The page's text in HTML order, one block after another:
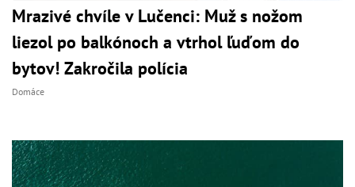
Mrazivé chvíle v Lučenci: Muž s nožom
liezol po balkónoch a vtrhol ľuďom do
bytov! Zakročila polícia
Domáce